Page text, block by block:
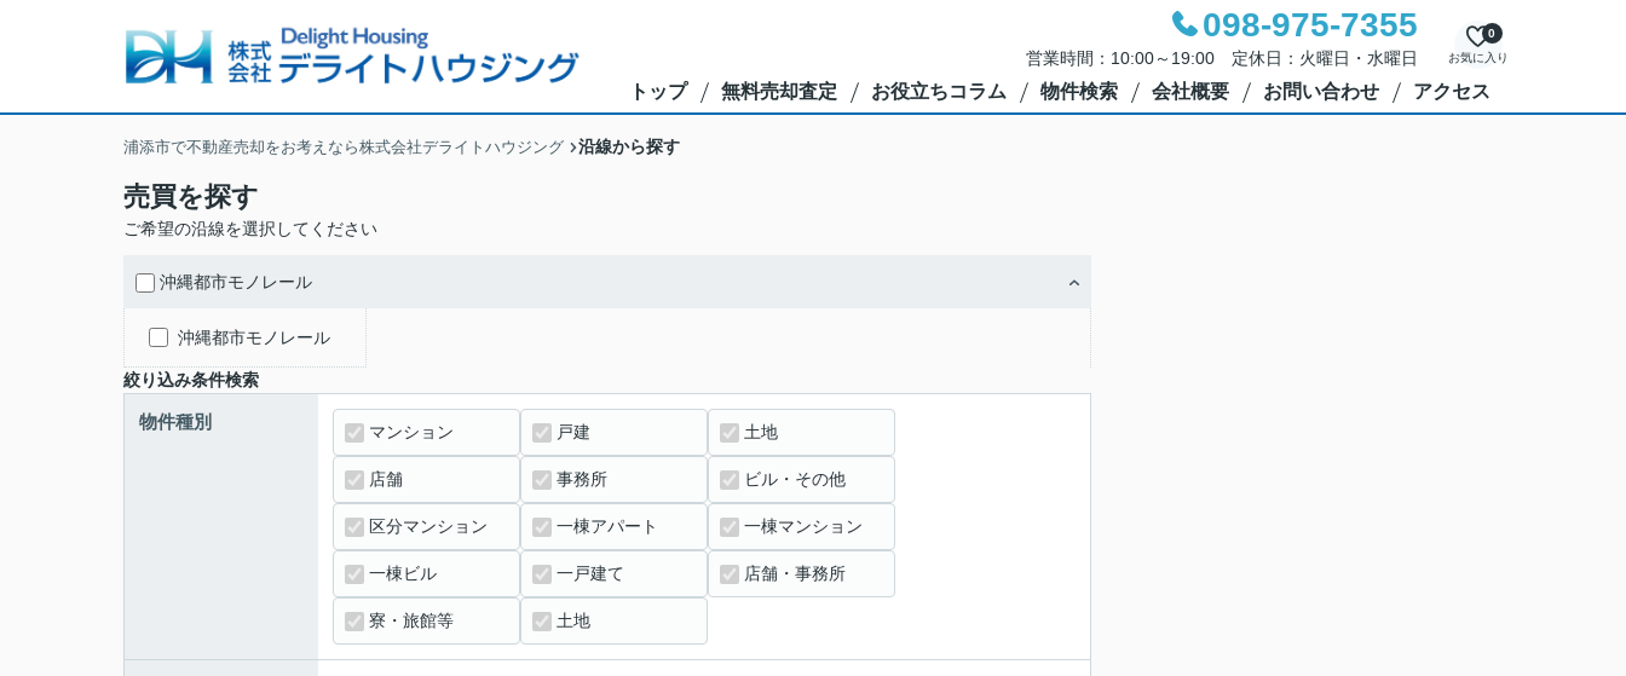
098-975-7355
営業時間：10:00～19:00 定休日：火曜日・水曜日 お気に入り
0
トップ 無料売却査定 お役立ちコラム 物件検索 会社概要 お問い合わせ アクセス
浦添市で不動産売却をお考えなら株式会社デライトハウジング 沿線から探す
売買を探す
ご希望の沿線を選択してください
沖縄都市モノレール
沖縄都市モノレール
絞り込み条件検索
物件種別 マンション 戸建 土地
店舗 事務所 ビル・その他
区分マンション 一棟アパート 一棟マンション
一棟ビル 一戸建て 店舗・事務所
寮・旅館等 土地